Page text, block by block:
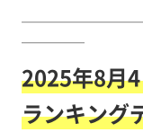
￣￣￣￣￣￣￣￣￣
￣￣￣￣￣
2025年8月
ランキング